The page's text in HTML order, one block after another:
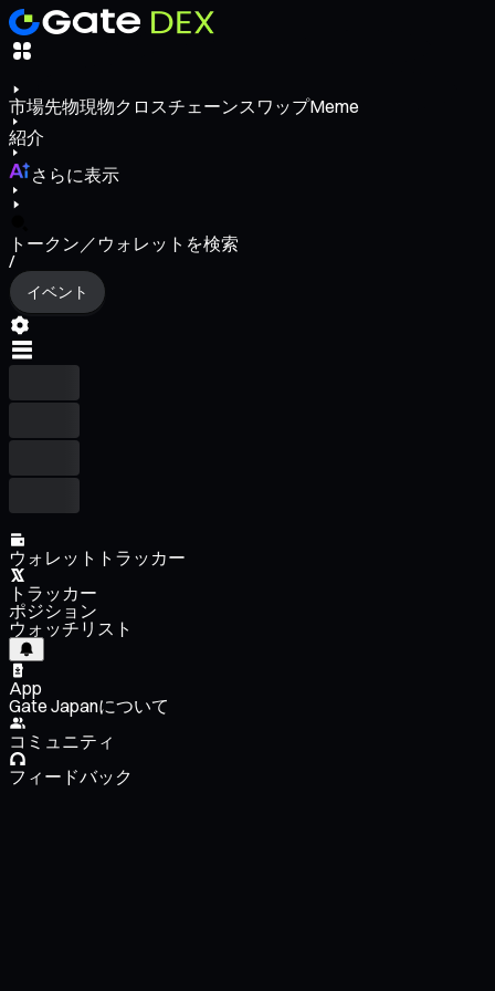
市場先物現物クロスチェーンスワップMeme
紹介
さらに表示
トークン／ウォレットを検索
/
イベント
ウォレットトラッカー
トラッカー
ポジション
ウォッチリスト
App
Gate Japanについて
コミュニティ
フィードバック